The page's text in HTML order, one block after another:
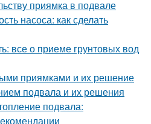
приямка в подвале
насоса: как сделать
все о приеме грунтовых вод
приямками и их решение
подвала и их решения
подвала: